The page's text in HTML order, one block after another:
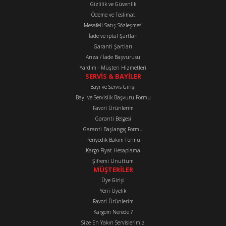
Ürün bilgilerinde hatalar bulunuyor.
Ürün fiyatı diğer sitelerden daha pahalı.
Bu ürüne benzer farklı alternatifler olmalı.
Gönder
Gizlilik ve Güvenlik
Ödeme ve Teslimat
Mesafeli Satış Sözleşmesi
İade ve iptal Şartları
Garanti Şartları
Arıza / İade Başvurusu
Yardım - Müşteri Hizmetleri
SERVİS & BAYİLER
Bayi ve Servis Girişi
Bayi ve Servislik Başvuru Formu
Favori Ürünlerim
Garanti Belgesi
Garanti Başlangıç Formu
Periyodik Bakım Formu
Kargo Fiyat Hesaplama
Şifremi Unuttum
MÜŞTERİLER
Üye Girişi
Yeni Üyelik
Favori Ürünlerim
Kargom Nerede ?
Size En Yakın Servislerimiz